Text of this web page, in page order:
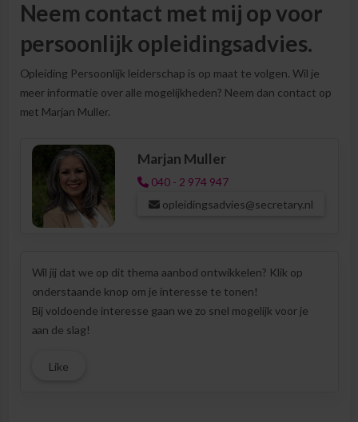
Neem contact met mij op voor
persoonlijk opleidingsadvies.
Opleiding Persoonlijk leiderschap is op maat te volgen. Wil je
meer informatie over alle mogelijkheden? Neem dan contact op
met Marjan Muller.
Marjan Muller
040 - 2 974 947
opleidingsadvies@secretary.nl
Wil jij dat we op dit thema aanbod ontwikkelen? Klik op
onderstaande knop om je interesse te tonen!
Bij voldoende interesse gaan we zo snel mogelijk voor je
aan de slag!
Like